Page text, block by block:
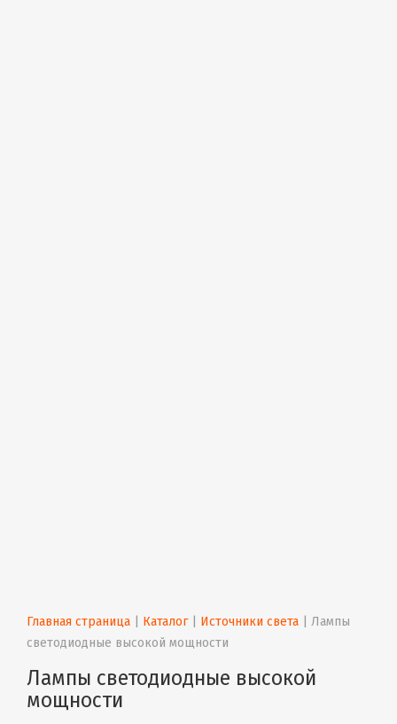
Главная страница Каталог | Источники света
Лампы
светодиодные высокой мощности
Лампы светодиодные высокой
мощности